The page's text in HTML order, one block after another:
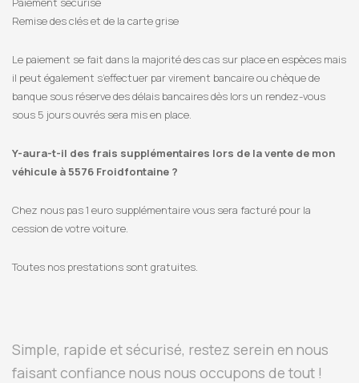
Remise des clés et de la carte grise
Le paiement se fait dans la majorité des cas sur place en espèces mais
il peut également s’effectuer par virement bancaire ou chèque de
banque sous réserve des délais bancaires dès lors un rendez-vous
sous 5 jours ouvrés sera mis en place.
Y-aura-t-il des frais supplémentaires lors de la vente de mon
véhicule à 5576 Froidfontaine ?
Chez nous pas 1 euro supplémentaire vous sera facturé pour la
cession de votre voiture.
Toutes nos prestations sont gratuites.
Simple, rapide et sécurisé, restez serein en nous
faisant confiance nous nous occupons de tout !